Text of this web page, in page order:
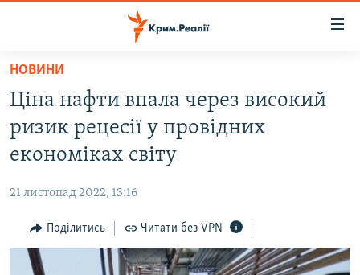
Перейти
основного
матеріалу
Перейти
до
основної
Перейти
до
пошуку
ВОДА.КРИМ
ВІДЕО ТА ФОТО
БЛОГИ
ПОГЛЯД
ІНТЕРВ'Ю
НОВИНИ
Ціна нафти впала через високий
ризик рецесії у провідних
економіках світу
21 листопад 2022, 13:16
Поділитись Читати без VPN